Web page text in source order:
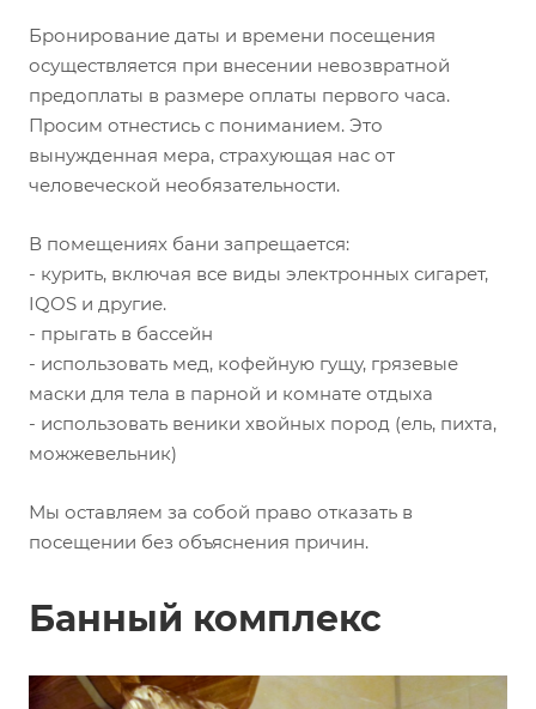
Бронирование даты и времени посещения
осуществляется при внесении невозвратной
предоплаты в размере оплаты первого часа.
Просим отнестись с пониманием. Это
вынужденная мера, страхующая нас от
человеческой необязательности.
В помещениях бани запрещается:
- курить, включая все виды электронных сигарет,
IQOS и другие.
- прыгать в бассейн
- использовать мед, кофейную гущу, грязевые
маски для тела в парной и комнате отдыха
- использовать веники хвойных пород (ель, пихта,
можжевельник)
Мы оставляем за собой право отказать в
посещении без объяснения причин.
Банный комплекс